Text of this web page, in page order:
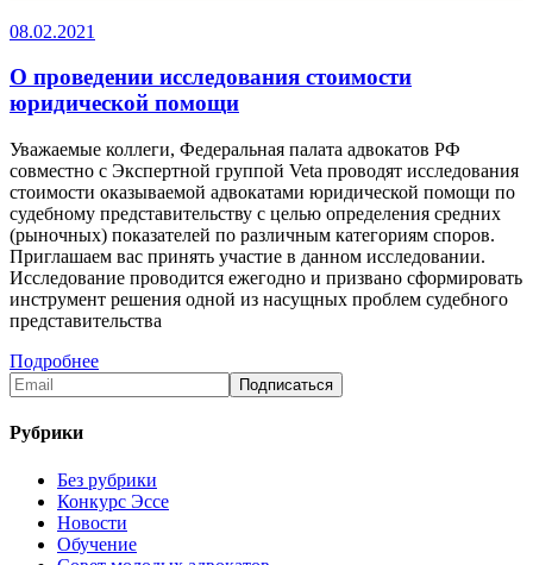
08.02.2021
О проведении исследования стоимости
юридической помощи
Уважаемые коллеги, Федеральная палата адвокатов РФ
совместно с Экспертной группой Veta проводят исследования
стоимости оказываемой адвокатами юридической помощи по
судебному представительству с целью определения средних
(рыночных) показателей по различным категориям споров.
Приглашаем вас принять участие в данном исследовании.
Исследование проводится ежегодно и призвано сформировать
инструмент решения одной из насущных проблем судебного
представительства
Подробнее
Рубрики
Без рубрики
Конкурс Эссе
Новости
Обучение